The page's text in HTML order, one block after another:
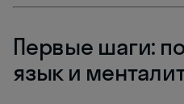
Первые шаги:
язык и